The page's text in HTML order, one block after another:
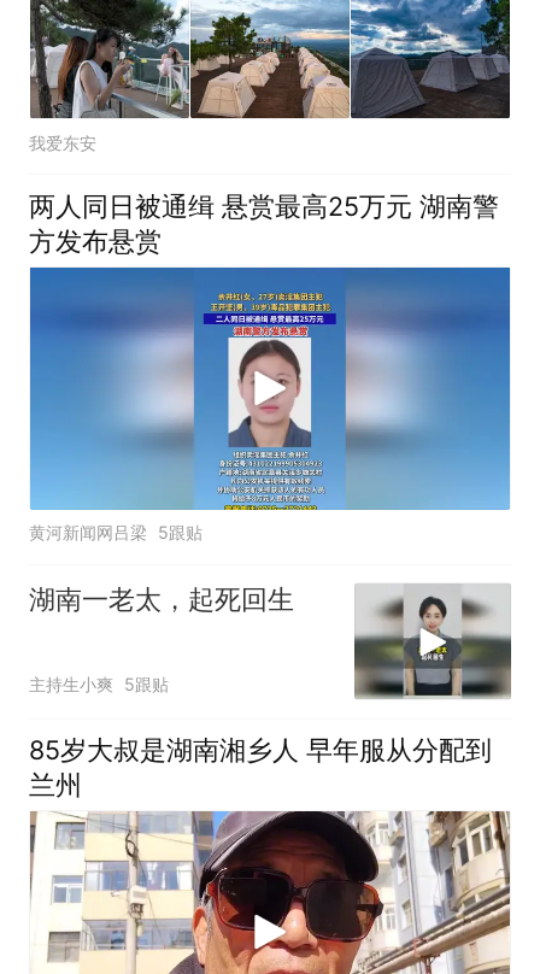
我爱东安
两人同日被通缉 悬赏最高25万元 湖南警
方发布悬赏
黄河新闻网吕梁 5跟贴
湖南一老太，起死回生
主持生小爽 5跟贴
85岁大叔是湖南湘乡人 早年服从分配到
兰州